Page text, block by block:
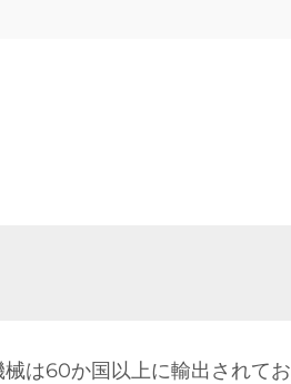
は60か国以上に輸出されてお